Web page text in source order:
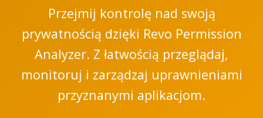
Przejmij kontrolę nad swoją
prywatnością dzięki Revo Permission
Analyzer. Z łatwością przeglądaj,
monitoruj i zarządzaj uprawnieniami
przyznanymi aplikacjom.